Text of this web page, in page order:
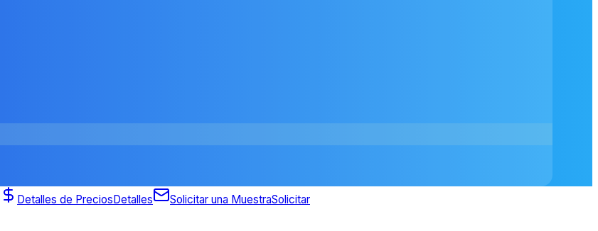
Detalles de PreciosDetalles Solicitar una MuestraSolicitar